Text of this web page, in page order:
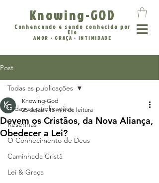
Knowing-GOD
Conhencendo e sendo conhecido por
Ele
AMOR • GRAÇA • INTIMIDADE
Post
Todas as publicações
Resenhas
O Conhecimento de Deus
Caminhada Cristã
Lei & Graça
Todas as publicações
Devem os Cristãos, da Nova Aliança,
Obedecer a Lei?
Knowing-God
25 de abr. 13 min de leitura